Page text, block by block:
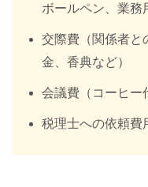
ボールペン、業務
交際費（関係者と
金、香典など）
会議費（コーヒー
税理士への依頼費